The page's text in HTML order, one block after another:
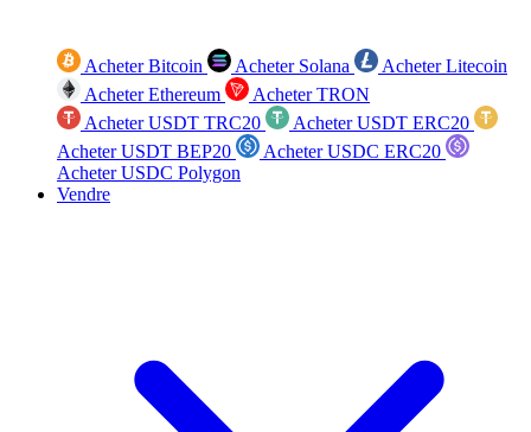
Acheter Bitcoin Acheter Solana
Acheter Litecoin
Acheter Ethereum
Acheter TRON
Acheter USDT TRC20
Acheter USDT ERC20
Acheter USDT BEP20
Acheter USDC ERC20
Acheter USDC Polygon
Vendre